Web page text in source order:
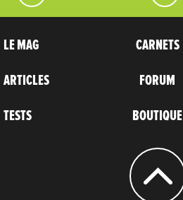
LE MAG
ARTICLES
TESTS
CARNETS
FORUM
BOUTIQUE